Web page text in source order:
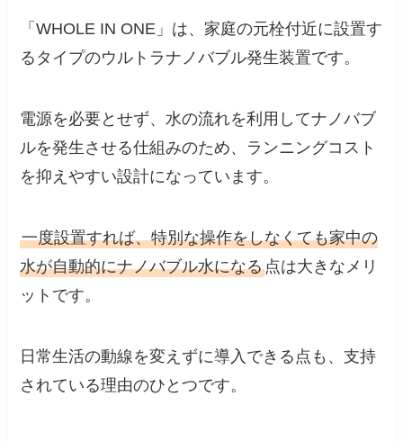
「WHOLE IN ONE」は、家庭の元栓付近に設置す
るタイプのウルトラナノバブル発生装置です。
電源を必要とせず、水の流れを利用してナノバブ
ルを発生させる仕組みのため、ランニングコスト
を抑えやすい設計になっています。
一度設置すれば、特別な操作をしなくても家中の
水が自動的にナノバブル水になる点は大きなメリ
ットです。
日常生活の動線を変えずに導入できる点も、支持
されている理由のひとつです。